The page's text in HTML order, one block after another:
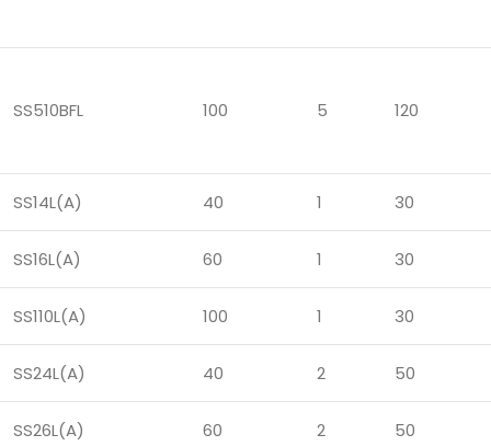
SS510BFL 100 5 120
SS14L(A) 40 1 30
SS16L(A) 60 1 30
SS110L(A) 100 1 30
SS24L(A) 40 2 50
SS26L(A) 60 2 50